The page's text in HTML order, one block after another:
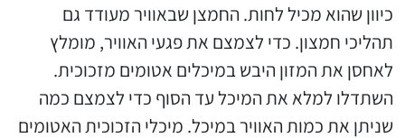
כיוון שהוא מכיל לחות. החמצן שבאוויר מעודד גם
תהליכי חמצון. כדי לצמצם את פגעי האוויר, מומלץ
לאחסן את המזון היבש במיכלים אטומים מזכוכית.
השתדלו למלא את המיכל עד הסוף כדי לצמצם כמה
שניתן את כמות האוויר במיכל. מיכלי הזכוכית האטומים